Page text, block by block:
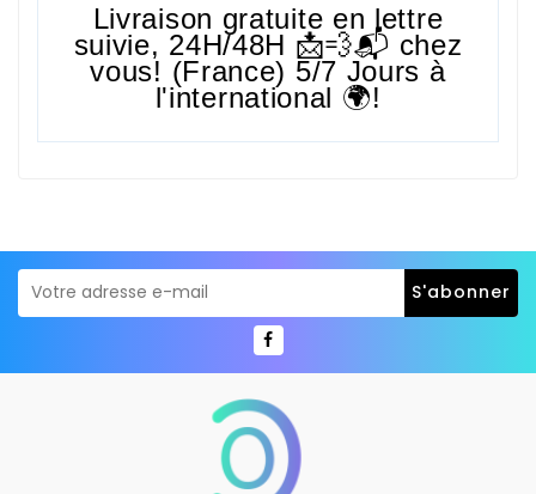
Livraison gratuite en lettre
suivie, 24H/48H 📩💨📬 chez
vous! (France) 5/7 Jours à
l'international 🌍!